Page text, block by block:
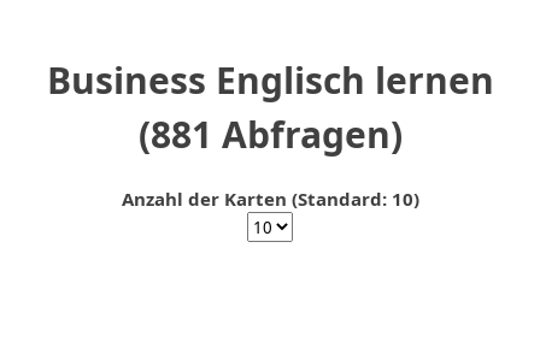
Business Englisch lernen
(881 Abfragen)
Anzahl der Karten (Standard: 10)